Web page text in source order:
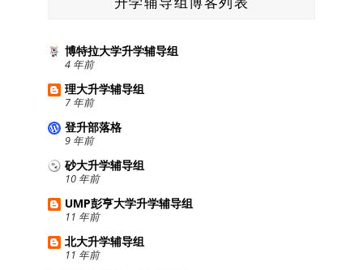
博特拉大学升学辅导组
4 年前
理大升学辅导组
7 年前
登升部落格
9 年前
砂大升学辅导组
10 年前
UMP彭亨大学升学辅导组
11 年前
北大升学辅导组
11 年前